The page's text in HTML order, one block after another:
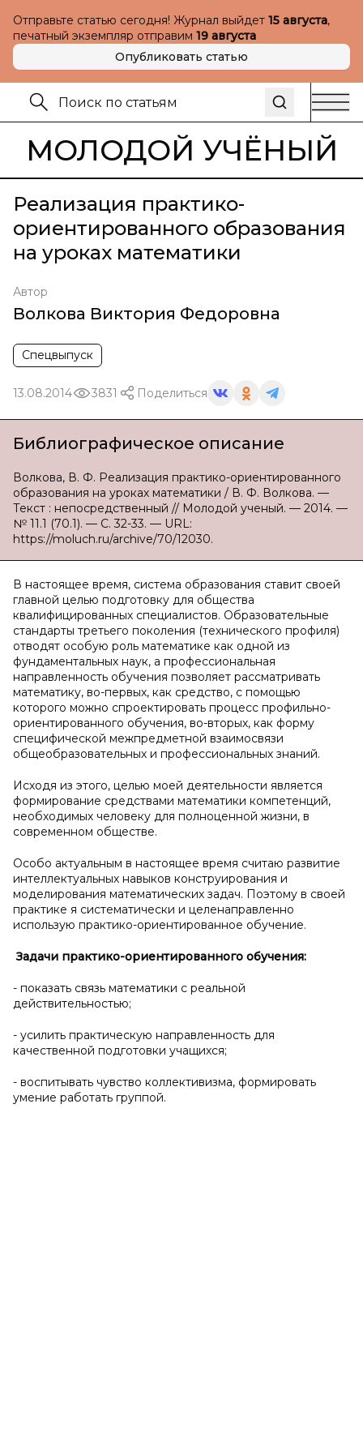
Отправьте статью сегодня! Журнал выйдет 15 августа,
печатный экземпляр отправим 19 августа
Опубликовать статью
МОЛОДОЙ УЧЁНЫЙ
Реализация практико-
ориентированного образования
на уроках математики
Автор
Волкова Виктория Федоровна
Спецвыпуск
13.08.2014 3831 Поделиться
Библиографическое описание
Волкова, В. Ф. Реализация практико-ориентированного
образования на уроках математики / В. Ф. Волкова. —
Текст : непосредственный // Молодой ученый. — 2014. —
№ 11.1 (70.1). — С. 32-33. — URL:
https://moluch.ru/archive/70/12030.
В настоящее время, система образования ставит своей
главной целью подготовку для общества
квалифицированных специалистов. Образовательные
стандарты третьего поколения (технического профиля)
отводят особую роль математике как одной из
фундаментальных наук, а профессиональная
направленность обучения позволяет рассматривать
математику, во-первых, как средство, с помощью
которого можно спроектировать процесс профильно-
ориентированного обучения, во-вторых, как форму
специфической межпредметной взаимосвязи
общеобразовательных и профессиональных знаний.
Исходя из этого, целью моей деятельности является
формирование средствами математики компетенций,
необходимых человеку для полноценной жизни, в
современном обществе.
Особо актуальным в настоящее время считаю развитие
интеллектуальных навыков конструирования и
моделирования математических задач. Поэтому в своей
практике я систематически и целенаправленно
использую практико-ориентированное обучение.
Задачи практико-ориентированного обучения:
- показать связь математики с реальной
действительностью;
- усилить практическую направленность для
качественной подготовки учащихся;
- воспитывать чувство коллективизма, формировать
умение работать группой.